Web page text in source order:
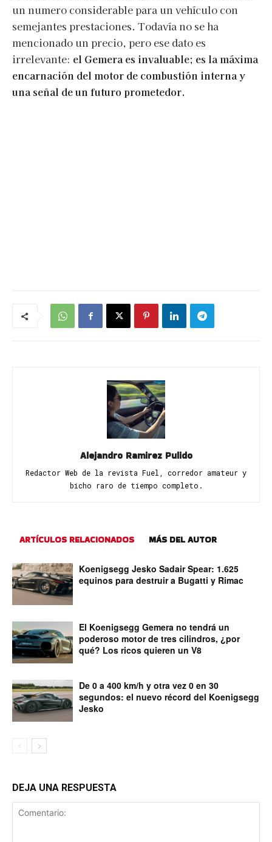
un numero considerable para un vehículo con
semejantes prestaciones. Todavía no se ha
mencionado un precio, pero ese dato es
irrelevante: el Gemera es invaluable; es la máxima
encarnación del motor de combustión interna y
una señal de un futuro prometedor.
Alejandro Ramirez Pulido
Redactor Web de la revista Fuel, corredor amateur y
bicho raro de tiempo completo.
ARTÍCULOS RELACIONADOS MÁS DEL AUTOR
Koenigsegg Jesko Sadair Spear: 1.625
equinos para destruir a Bugatti y Rimac
El Koenigsegg Gemera no tendrá un
poderoso motor de tres cilindros, ¿por
qué? Los ricos quieren un V8
De 0 a 400 km/h y otra vez 0 en 30
segundos: el nuevo récord del Koenigsegg
Jesko
DEJA UNA RESPUESTA